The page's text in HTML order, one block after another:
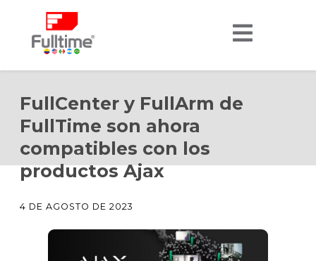
FullCenter y FullArm de
FullTime son ahora
compatibles con los
productos Ajax
4 DE AGOSTO DE 2023